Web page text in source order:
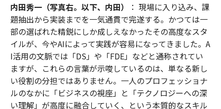
内田秀一（写真右。以下、内田）
： 現場に入り込み、課
題抽出から実装までを一気通貫で完遂する。かつては一
部の選ばれた精鋭にしか成しえなかったその高度なスタ
イルが、今やAIによって実践が容易になってきました。A
I活用の文脈では「DS」や「FDE」などと通称されてい
ますが、これらの言葉が示唆しているのは、単なる新し
い役割の分担ではありません。一人のプロフェッショナ
ルのなかに「ビジネスの視座」と「テクノロジーへの深
い理解」が高度に融合していく、という本質的なスキル